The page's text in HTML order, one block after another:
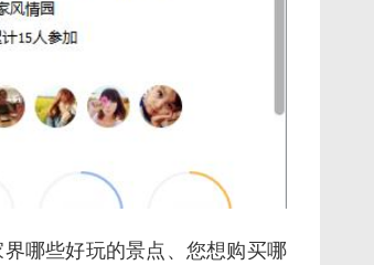
哪些好玩的景点、您想购买哪